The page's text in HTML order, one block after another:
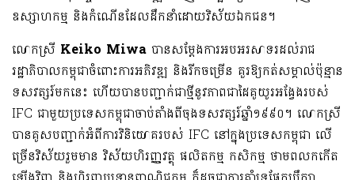
ឧស្សាហកម្ម និងកំណើនដែលដឹកនាំដោយវិស័យឯកជន។
លោកស្រី Keiko Miwa បានសម្តែងការអបអរសាទរដល់រាជ
រដ្ឋាភិបាលកម្ពុជាចំពោះការអភិវឌ្ឍ និងរីកចម្រើន គួរឱ្យកត់សម្គាល់ប៉ុន្មាន
ទសវត្សរ៍មកនេះ ហើយបានបញ្ជាក់ជាថ្មីនូវភាពជាដៃគូយូរអង្វែងរបស់
IFC ជាមួយប្រទេសកម្ពុជាចាប់តាំងពីចុងទសវត្សរ៍ឆ្នាំ១៩៩០។ លោកស្រី
បានគូសបញ្ជាក់អំពីការវិនិយោគរបស់ IFC នៅក្នុងប្រទេសកម្ពុជា លើ
ច្រើនវិស័យរួមមាន វិស័យហិរញ្ញវត្ថុ ផលិតកម្ម កសិកម្ម ថាមពលកកើត